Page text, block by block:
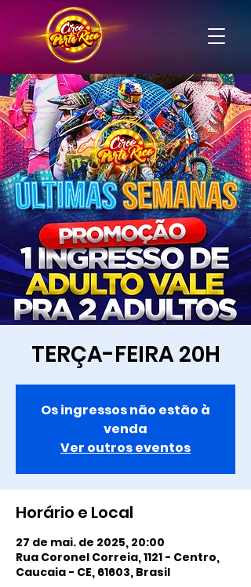
TERÇA-FEIRA 20H
Os ingressos não estão à
venda
Ver outros eventos
Horário e Local
27 de mai. de 2025, 20:00
Rua Coronel Correia, 1121 - Centro,
Caucaia - CE, 61603, Brasil